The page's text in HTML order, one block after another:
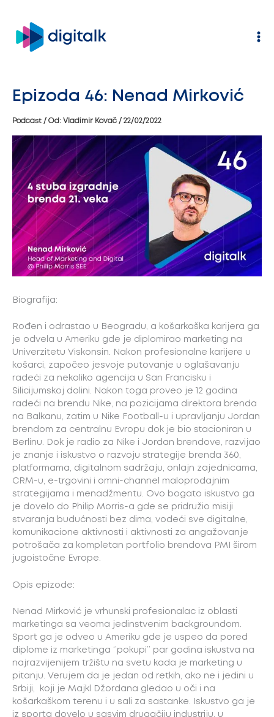
sadržaj
Epizoda 46: Nenad Mirković
Podcast / Od: Vladimir Kovač / 22/02/2022
Biografija:
Rođen i odrastao u Beogradu, a košarkaška karijera ga
je odvela u Ameriku gde je diplomirao marketing na
Univerzitetu Viskonsin. Nakon profesionalne karijere u
košarci, započeo jesvoje putovanje u oglašavanju
radeći za nekoliko agencija u San Francisku i
Silicijumskoj dolini. Nakon toga proveo je 12 godina
radeći na brendu Nike, na pozicijama direktora brenda
na Balkanu, zatim u Nike Football-u i upravljanju Jordan
brendom za centralnu Evropu dok je bio stacioniran u
Berlinu. Dok je radio za Nike i Jordan brendove, razvijao
je znanje i iskustvo o razvoju strategije brenda 360,
platformama, digitalnom sadržaju, onlajn zajednicama,
CRM-u, e-trgovini i omni-channel maloprodajnim
strategijama i menadžmentu. Ovo bogato iskustvo ga
je dovelo do Philip Morris-a gde se pridružio misiji
stvaranja budućnosti bez dima, vodeći sve digitalne,
komunikacione aktivnosti i aktivnosti za angažovanje
potrošača za kompletan portfolio brendova PMI širom
jugoistočne Evrope.
Opis epizode:
Nenad Mirković je vrhunski profesionalac iz oblasti
marketinga sa veoma jedinstvenim backgroundom.
Sport ga je odveo u Ameriku gde je uspeo da pored
diplome iz marketinga ‘’pokupi’’ par godina iskustva na
najrazvijenijem tržištu na svetu kada je marketing u
pitanju. Verujem da je jedan od retkih, ako ne i jedini u
Srbiji, koji je Majkl Džordana gledao u oči i na
košarkaškom terenu i u sali za sastanke. Iskustvo ga je
iz sporta dovelo u sasvim drugačiju industriju, u